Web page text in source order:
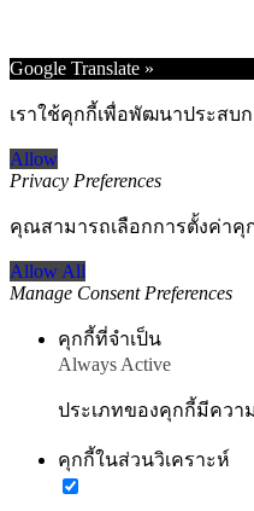
Go
Top
Google Translate »
เราใช้คุกกี้เพื่อพัฒนาประสบ
Allow
Privacy Preferences
คุณสามารถเลือกการตั้งค่าคุ
Allow All
Manage Consent Preferences
คุกกี้ที่จำเป็น
Always Active
ประเภทของคุกกี้มีควา
คุกกี้ในส่วนวิเคราะห์